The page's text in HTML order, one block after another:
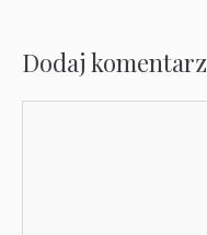
Dodaj komentarz